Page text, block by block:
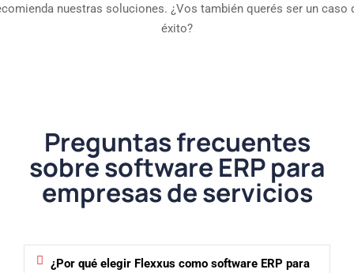
nuestras soluciones. ¿Vos también querés ser un caso
éxito?
Preguntas frecuentes
sobre software ERP para
empresas de servicios
¿Por qué elegir Flexxus como software ERP para